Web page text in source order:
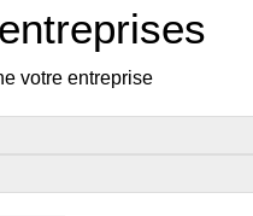
votre entreprise